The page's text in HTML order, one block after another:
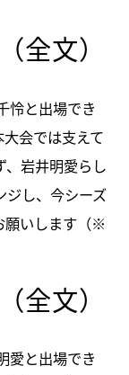
文）
怜と出場でき
会では支えて
、岩井明愛らし
ジし、今シーズ
願いします（※
文）
愛と出場でき